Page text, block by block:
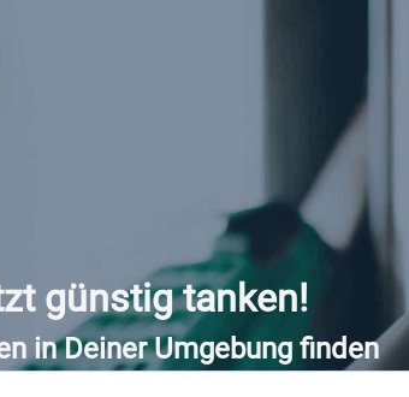
günstig tanken!
in Deiner Umgebung finden